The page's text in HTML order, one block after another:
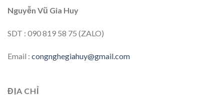
Nguyễn Vũ Gia Huy
SDT : 090 819 58 75 (ZALO)
Email : congnghegiahuy@gmail.com
ĐỊA CHỈ